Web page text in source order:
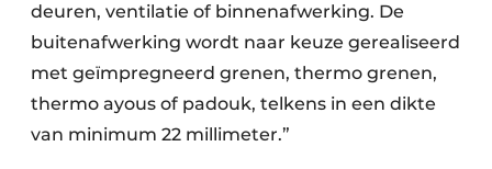
deuren, ventilatie of binnenafwerking. De
buitenafwerking wordt naar keuze gerealiseerd
met geïmpregneerd grenen, thermo grenen,
thermo ayous of padouk, telkens in een dikte
van minimum 22 millimeter.”